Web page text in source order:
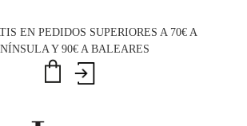
EN PEDIDOS SUPERIORES A 70€ A
Y 90€ A BALEARES